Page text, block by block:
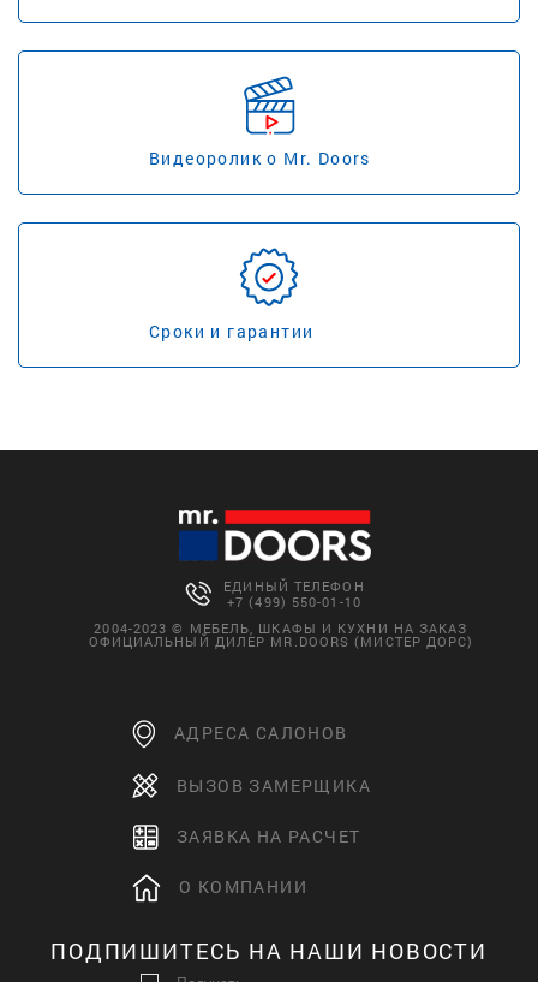
Видеоролик о Mr. Doors
Сроки и гарантии
ЕДИНЫЙ ТЕЛЕФОН
+7 (499) 550-01-10
2004-2023 © МЕБЕЛЬ, ШКАФЫ И КУХНИ НА ЗАКАЗ
ОФИЦИАЛЬНЫЙ ДИЛЕР MR.DOORS (МИСТЕР ДОРС)
АДРЕСА САЛОНОВ
ВЫЗОВ ЗАМЕРЩИКА
ЗАЯВКА НА РАСЧЕТ
О КОМПАНИИ
ПОДПИШИТЕСЬ НА НАШИ НОВОСТИ